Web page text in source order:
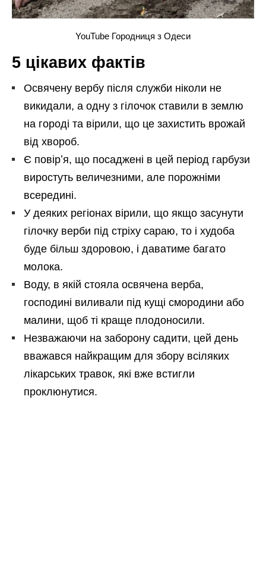
YouTube Городниця з Одеси
5 цікавих фактів
Освячену вербу після служби ніколи не
викидали, а одну з гілочок ставили в землю
на городі та вірили, що це захистить врожай
від хвороб.
Є повірʼя, що посаджені в цей період гарбузи
виростуть величезними, але порожніми
всередині.
У деяких регіонах вірили, що якщо засунути
гілочку верби під стріху сараю, то і худоба
буде більш здоровою, і даватиме багато
молока.
Воду, в якій стояла освячена верба,
господині виливали під кущі смородини або
малини, щоб ті краще плодоносили.
Незважаючи на заборону садити, цей день
вважався найкращим для збору всіляких
лікарських травок, які вже встигли
проклюнутися.